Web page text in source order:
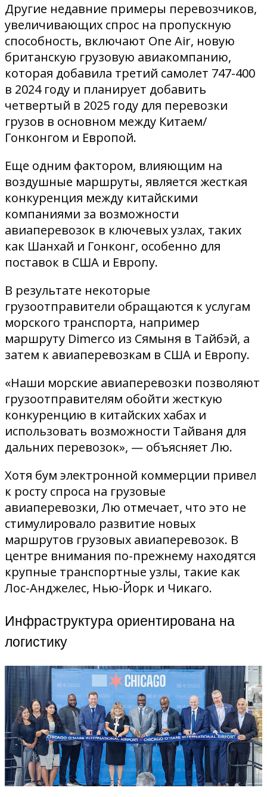
Другие недавние примеры перевозчиков,
увеличивающих спрос на пропускную
способность, включают One Air, новую
британскую грузовую авиакомпанию,
которая добавила третий самолет 747-400
в 2024 году и планирует добавить
четвертый в 2025 году для перевозки
грузов в основном между Китаем/
Гонконгом и Европой.
Еще одним фактором, влияющим на
воздушные маршруты, является жесткая
конкуренция между китайскими
компаниями за возможности
авиаперевозок в ключевых узлах, таких
как Шанхай и Гонконг, особенно для
поставок в США и Европу.
В результате некоторые
грузоотправители обращаются к услугам
морского транспорта, например
маршруту Dimerco из Сямыня в Тайбэй, а
затем к авиаперевозкам в США и Европу.
«Наши морские авиаперевозки позволяют
грузоотправителям обойти жесткую
конкуренцию в китайских хабах и
использовать возможности Тайваня для
дальних перевозок», — объясняет Лю.
Хотя бум электронной коммерции привел
к росту спроса на грузовые
авиаперевозки, Лю отмечает, что это не
стимулировало развитие новых
маршрутов грузовых авиаперевозок. В
центре внимания по-прежнему находятся
крупные транспортные узлы, такие как
Лос-Анджелес, Нью-Йорк и Чикаго.
Инфраструктура ориентирована на
логистику